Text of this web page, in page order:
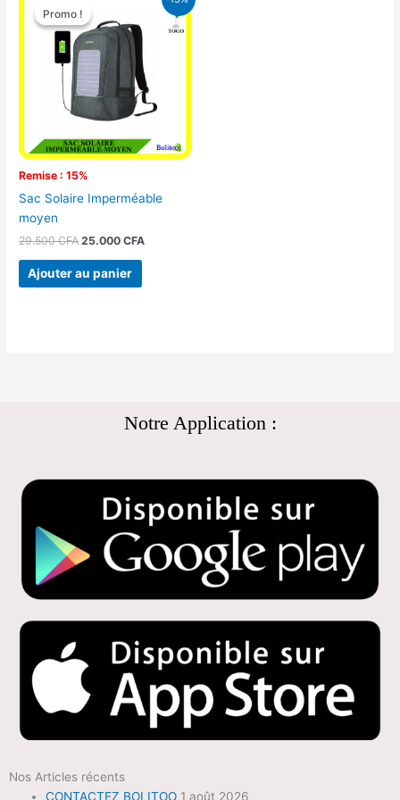
Promo !
Remise : 15%
Promo !
Sac Solaire Imperméable
moyen
29.500CFA
prix
initial
était :
29.500 CFA.
25.000CFA
prix
actuel
Ajouter au panier
Notre Application :
Nos Articles récents
CONTACTEZ BOLITOO 1 août 2026